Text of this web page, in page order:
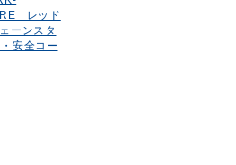
レッド
ーンスタ
安全コー